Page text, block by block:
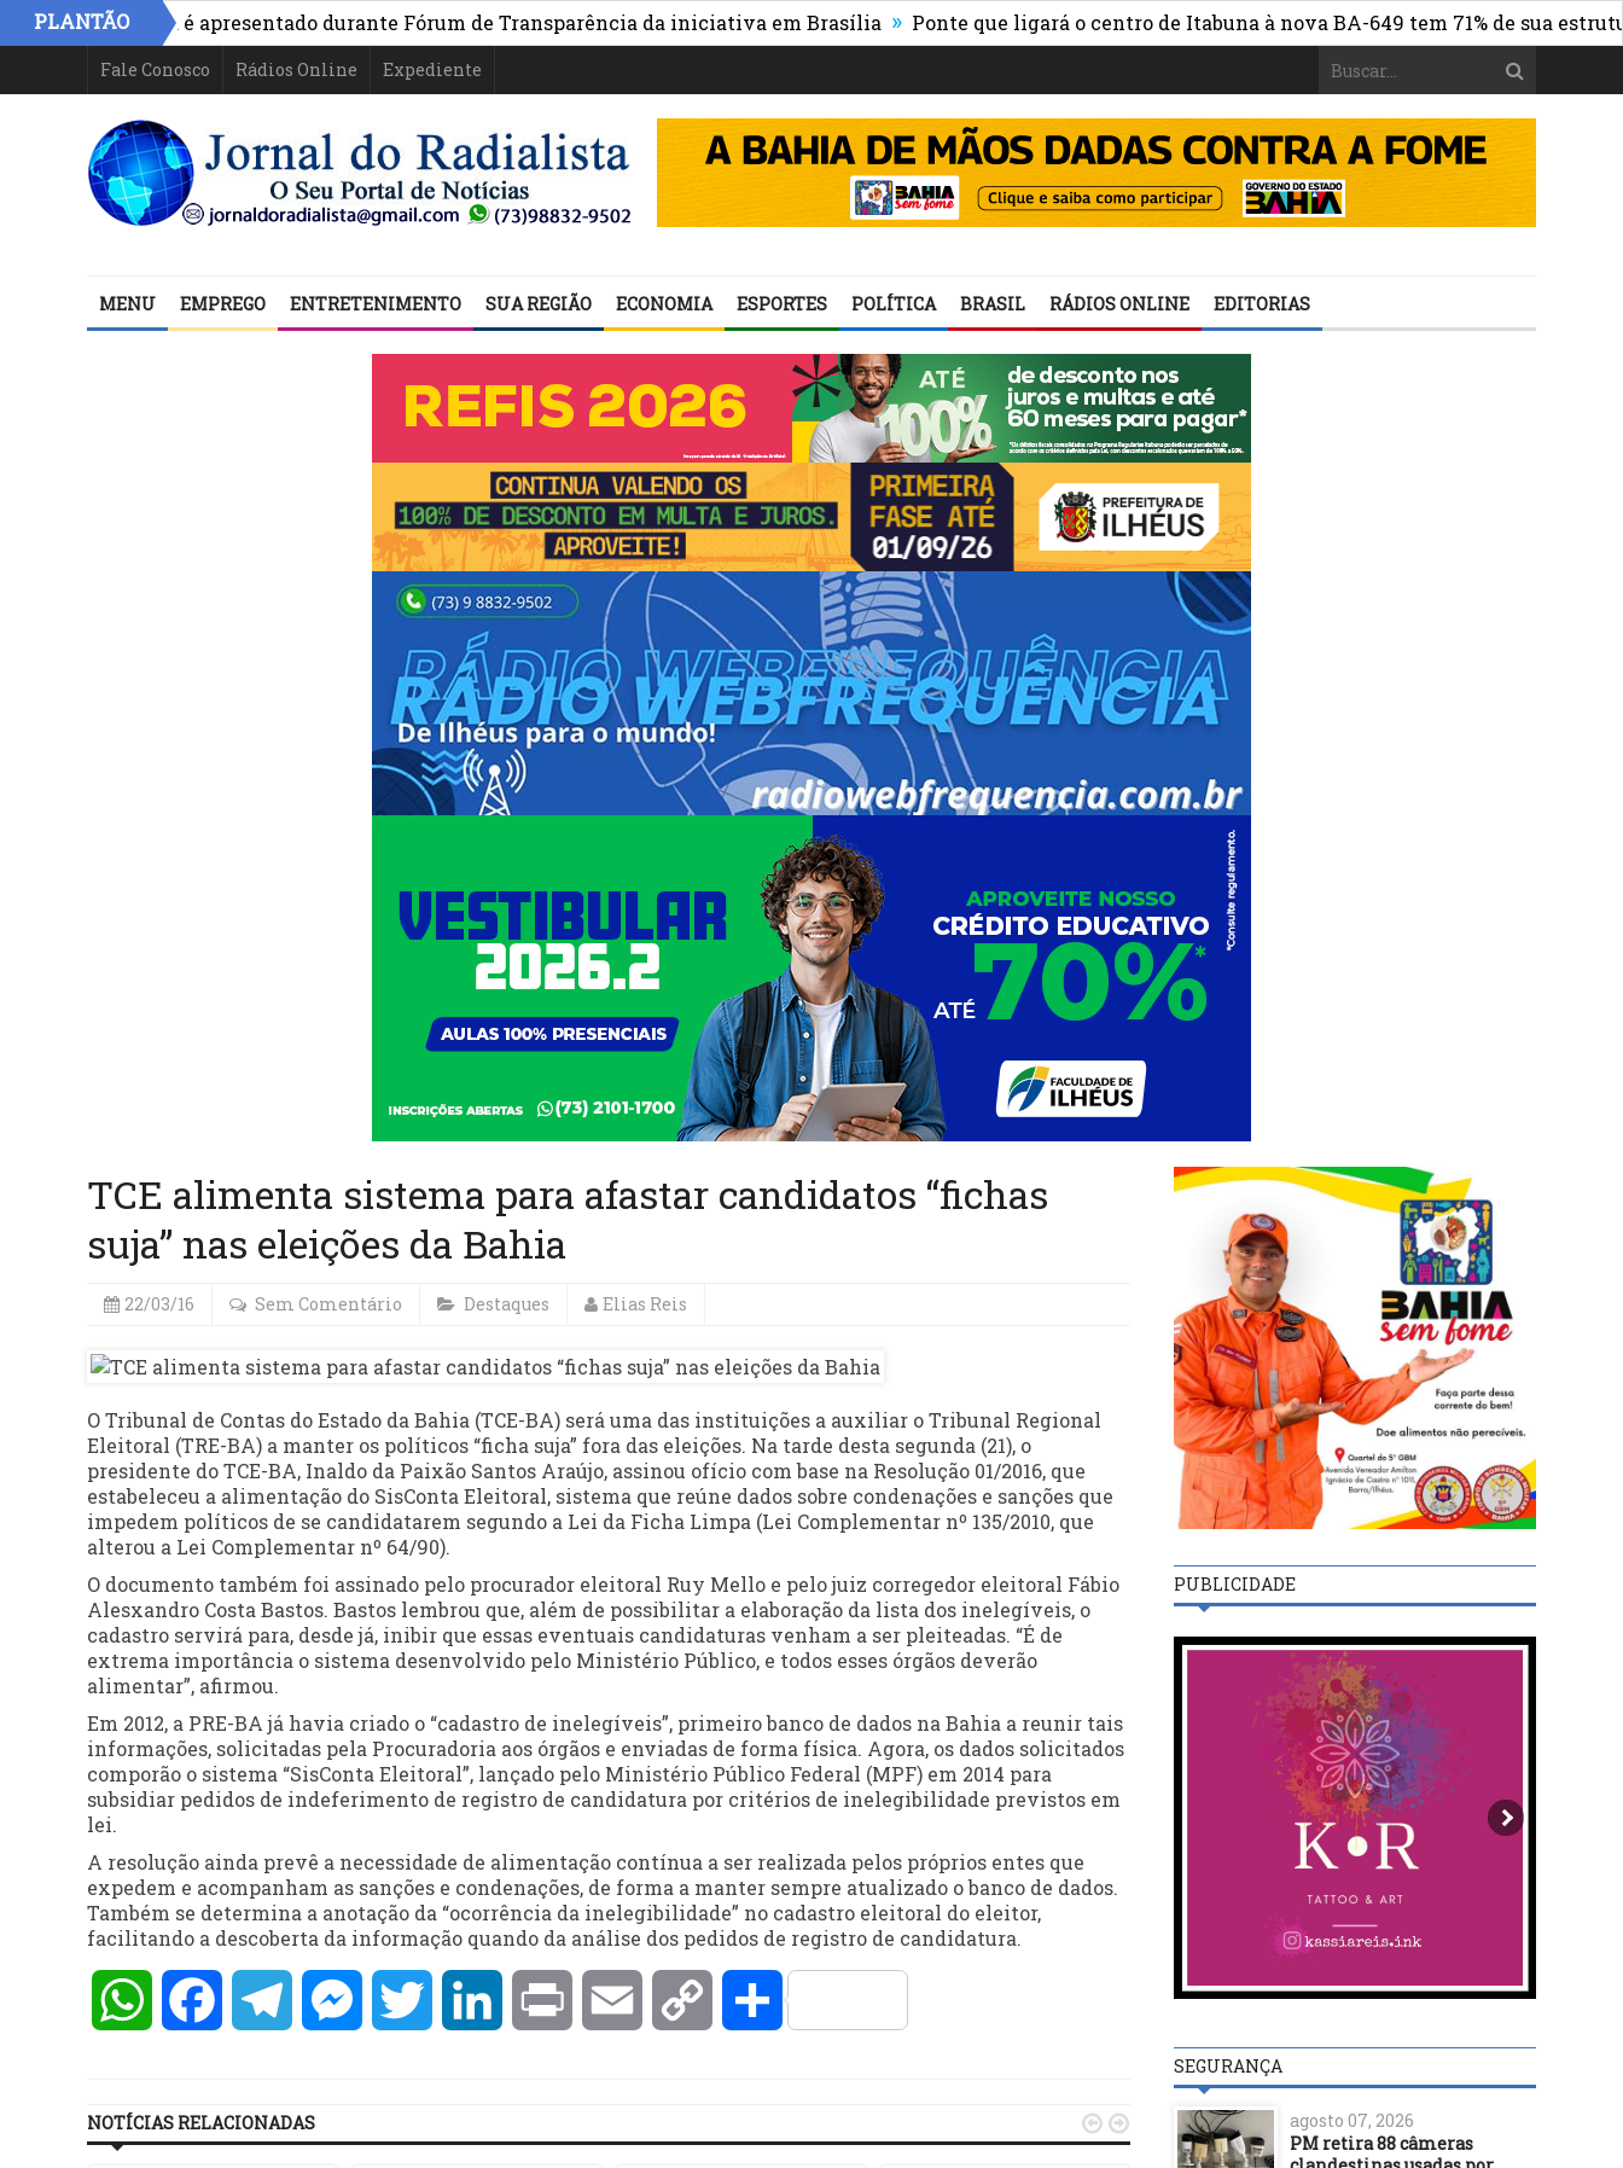
PLANTÃO
na Bahia é apresentado durante Fórum de Transparência da iniciativa em Brasília » Ponte que ligará o centro de Itabuna à nova BA-649 tem 71% de sua estrutura
Fale Conosco Rádios Online Expediente
MENU EMPREGO ENTRETENIMENTO SUA REGIÃO ECONOMIA ESPORTES POLÍTICA BRASIL RÁDIOS ONLINE EDITORIAS
TCE alimenta sistema para afastar candidatos “fichas
suja” nas eleições da Bahia
22/03/16 Sem Comentário Destaques Elias Reis
O Tribunal de Contas do Estado da Bahia (TCE-BA) será uma das instituições a auxiliar o Tribunal Regional
Eleitoral (TRE-BA) a manter os políticos “ficha suja” fora das eleições. Na tarde desta segunda (21), o
presidente do TCE-BA, Inaldo da Paixão Santos Araújo, assinou ofício com base na Resolução 01/2016, que
estabeleceu a alimentação do SisConta Eleitoral, sistema que reúne dados sobre condenações e sanções que
impedem políticos de se candidatarem segundo a Lei da Ficha Limpa (Lei Complementar nº 135/2010, que
alterou a Lei Complementar nº 64/90).
O documento também foi assinado pelo procurador eleitoral Ruy Mello e pelo juiz corregedor eleitoral Fábio
Alesxandro Costa Bastos. Bastos lembrou que, além de possibilitar a elaboração da lista dos inelegíveis, o
cadastro servirá para, desde já, inibir que essas eventuais candidaturas venham a ser pleiteadas. “É de
extrema importância o sistema desenvolvido pelo Ministério Público, e todos esses órgãos deverão
alimentar”, afirmou.
Em 2012, a PRE-BA já havia criado o “cadastro de inelegíveis”, primeiro banco de dados na Bahia a reunir tais
informações, solicitadas pela Procuradoria aos órgãos e enviadas de forma física. Agora, os dados solicitados
comporão o sistema “SisConta Eleitoral”, lançado pelo Ministério Público Federal (MPF) em 2014 para
subsidiar pedidos de indeferimento de registro de candidatura por critérios de inelegibilidade previstos em
lei.
A resolução ainda prevê a necessidade de alimentação contínua a ser realizada pelos próprios entes que
expedem e acompanham as sanções e condenações, de forma a manter sempre atualizado o banco de dados.
Também se determina a anotação da “ocorrência da inelegibilidade” no cadastro eleitoral do eleitor,
facilitando a descoberta da informação quando da análise dos pedidos de registro de candidatura.
WhatsAppFacebookTelegramMessengerTwitter LinkedInPrint Email Copy Compartilhar
NOTÍCIAS RELACIONADAS  
PUBLICIDADE
SEGURANÇA
agosto 07, 2026
PM retira 88 câmeras